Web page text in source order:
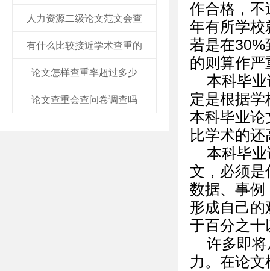
人力资源二级论文范文会查
有什么比较接近学术查重的
论文怎样查重率超过多少
论文查重会查问卷调查吗
作合格，不
年有所学校
若是在
的则算作严
本科毕
定是根据
本科毕业论
比学术的还
本科毕
文，必须是
数据、事例
形成自己
于百分之十
许多即
力。在论